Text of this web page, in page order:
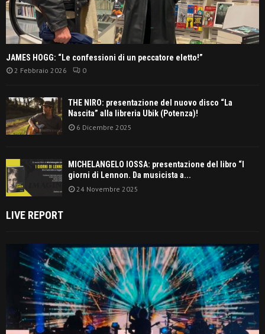
JAMES HOGG: “Le confessioni di un peccatore eletto!”
2 Febbraio 2026 0
THE NIRO: presentazione del nuovo disco “La
Nascita” alla libreria Ubik (Potenza)!
6 Dicembre 2025
MICHELANGELO IOSSA: presentazione del libro “I
giorni di Lennon. Da musicista a...
24 Novembre 2025
LIVE REPORT